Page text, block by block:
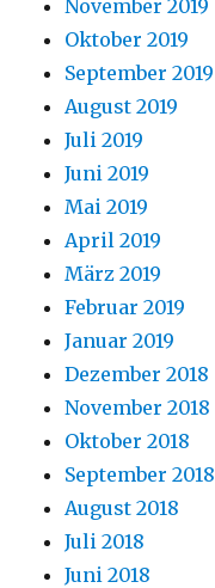
November 2019
Oktober 2019
September 2019
August 2019
Juli 2019
Juni 2019
Mai 2019
April 2019
März 2019
Februar 2019
Januar 2019
Dezember 2018
November 2018
Oktober 2018
September 2018
August 2018
Juli 2018
Juni 2018